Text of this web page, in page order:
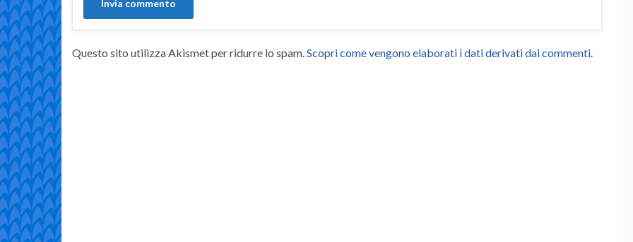
Questo sito utilizza Akismet per ridurre lo spam.Scopri come vengono elaborati i dati derivati dai commenti.